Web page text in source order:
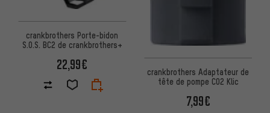
crankbrothers Porte-bidon
S.O.S. BC2 de crankbrothers+
22,99€
crankbrothers Adaptateur de
tête de pompe CO2 Klic
7,99€